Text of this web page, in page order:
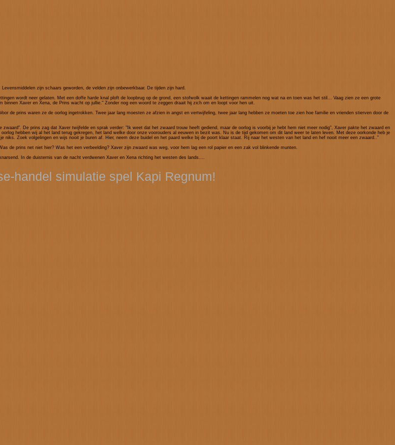
zijn schaars geworden, de velden zijn onbewerkbaar. De tijden zijn hard.
wordt neer gelaten. Met een doffe harde knal ploft de loopbrug op de grond, een stofwolk waait de kettingen rammelen nog wat na en toen was het stil... Vaag zien ze een grote
Xaver en Xena, de Prins wacht op jullie." Zonder nog een woord te zeggen draait hij zich om en loopt voor hen uit.
de prins waren ze de oorlog ingetrokken. Twee jaar lang moesten ze afzien in angst en vertwijfeling, twee jaar lang hebben ze moeten toe zien hoe familie en vrienden stierven door de
De prins zag dat Xaver twijfelde en sprak verder: "Ik weet dat het zwaard trouw heeft gediend, maar de oorlog is voorbij je hebt hem niet meer nodig", Xaver pakte het zwaard en
hebben wij al het land terug gekregen, het land welke door onze voorouders al eeuwen in bezit was. Nu is de tijd gekomen om dit land weer te laten leven. Met deze oorkonde heb je
Zoek volgelingen en wijs nooit je buren af. Hier, neem deze buidel en het paard welke bij de poort klaar staat. Rij naar het westen van het land en hef nooit meer een zwaard.."
de prins net niet hier? Was het een verbeelding? Xaver zijn zwaard was weg, voor hem lag een rol papier en een zak vol blinkende munten.
In de duisternis van de nacht verdwenen Xaver en Xena richting het westen des lands....
handel simulatie spel Kapi Regnum!